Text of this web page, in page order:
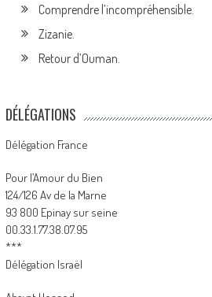
Comprendre l’incompréhensible.
Zizanie.
Retour d’Ouman.
DÉLÉGATIONS
Délégation France
Pour l’Amour du Bien
124/126 Av de la Marne
93 800 Epinay sur seine
00.33.1.77.38.07.95
***
Délégation Israël